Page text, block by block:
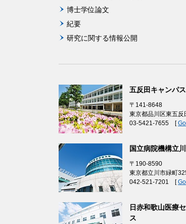
博士学位論文
紀要
研究に関する情報公開
五反田キャンパス
〒141-8648
東京都品川区東五反
03-5421-7655 [
国立病院機構立
〒190-8590
東京都立川市緑町
042-521-7201 [
日赤和歌山医療
ス